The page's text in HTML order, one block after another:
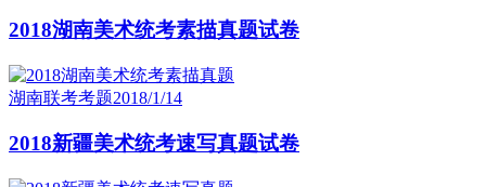
2018湖南美术统考素描真题试卷
湖南联考考题2018/1/14
2018新疆美术统考速写真题试卷